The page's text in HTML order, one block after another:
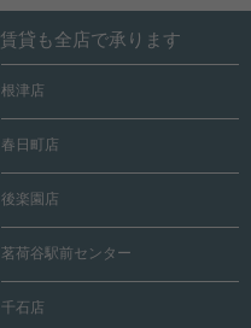
貸も全店で承ります
根津店
春日町店
後楽園店
茗荷谷駅前センター
千石店